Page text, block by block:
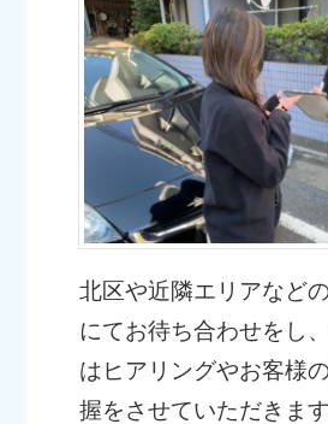
北区や近隣エリアなど
にてお待ち合わせをし
はヒアリングやお客様
握をさせていただきます